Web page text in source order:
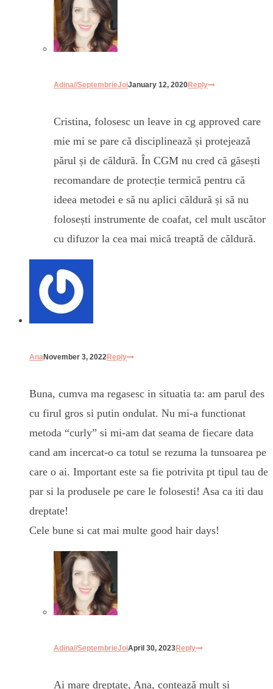
Adina//SeptembrieJoiJanuary 12, 2020Reply
Cristina, folosesc un leave in cg approved care
mie mi se pare că disciplinează și protejează
părul și de căldură. În CGM nu cred că găsești
recomandare de protecție termică pentru că
ideea metodei e să nu aplici căldură și să nu
folosești instrumente de coafat, cel mult uscător
cu difuzor la cea mai mică treaptă de căldură.
AnaNovember 3, 2022Reply
Buna, cumva ma regasesc in situatia ta: am parul des
cu firul gros si putin ondulat. Nu mi-a functionat
metoda “curly” si mi-am dat seama de fiecare data
cand am incercat-o ca totul se rezuma la tunsoarea pe
care o ai. Important este sa fie potrivita pt tipul tau de
par si la produsele pe care le folosesti! Asa ca iti dau
dreptate!
Cele bune si cat mai multe good hair days!
Adina//SeptembrieJoiApril 30, 2023Reply
Ai mare dreptate, Ana, contează mult și